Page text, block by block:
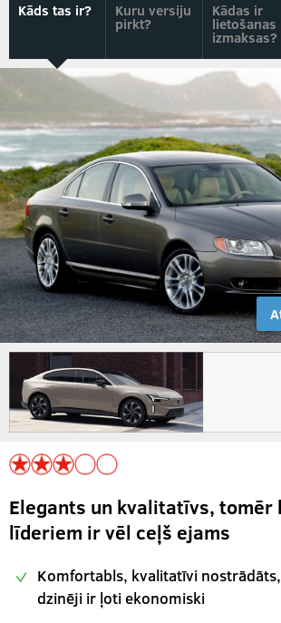
Kāds tas ir? Kuru versiju
pirkt?
Kādas ir
lietošanas
izmaksas?
Elegants un kvalitatīvs, tomēr
līderiem ir vēl ceļš ejams
Komfortabls, kvalitatīvi
dzinēji ir ļoti ekonomiski